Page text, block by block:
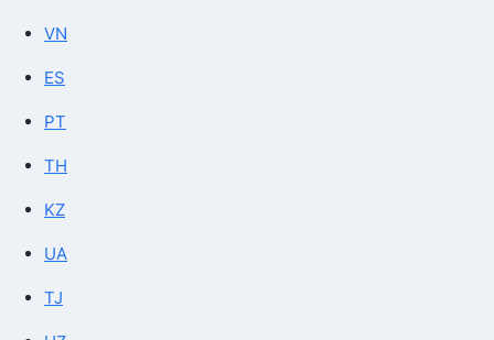
VN
ES
PT
TH
KZ
UA
TJ